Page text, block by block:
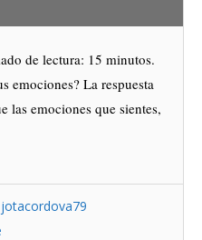
de lectura: 15 minutos.
emociones? La respuesta
las emociones que sientes,
jotacordova79